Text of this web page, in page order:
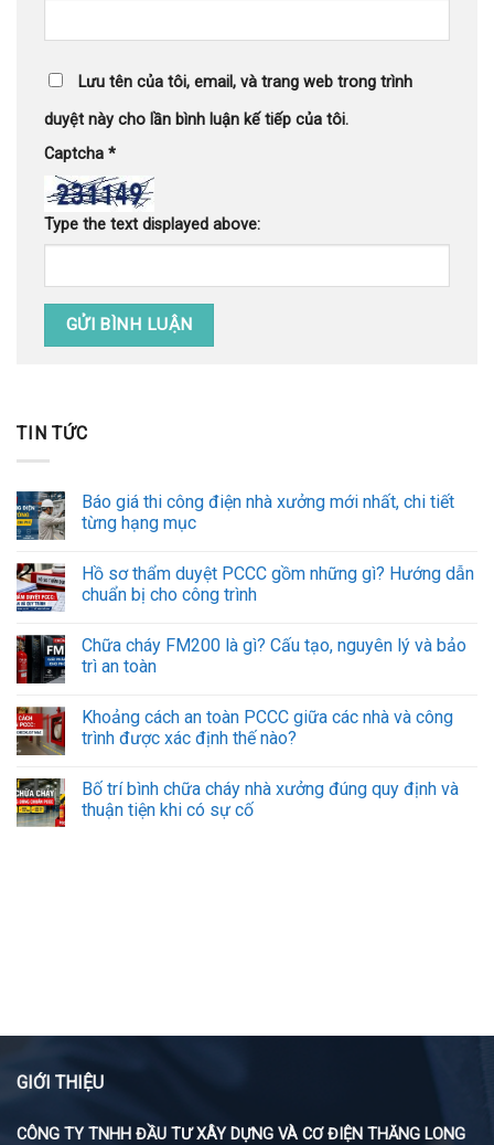
Lưu tên của tôi, email, và trang web trong trình
duyệt này cho lần bình luận kế tiếp của tôi.
Captcha *
Type the text displayed above:
TIN TỨC
Báo giá thi công điện nhà xưởng mới nhất, chi tiết
từng hạng mục
Hồ sơ thẩm duyệt PCCC gồm những gì? Hướng dẫn
chuẩn bị cho công trình
Chữa cháy FM200 là gì? Cấu tạo, nguyên lý và bảo
trì an toàn
Khoảng cách an toàn PCCC giữa các nhà và công
trình được xác định thế nào?
Bố trí bình chữa cháy nhà xưởng đúng quy định và
thuận tiện khi có sự cố
GIỚI THIỆU
CÔNG TY TNHH ĐẦU TƯ XÂY DỰNG VÀ CƠ ĐIỆN THĂNG LONG